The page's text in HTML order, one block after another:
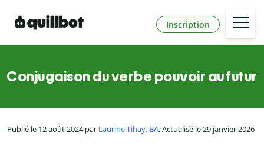
Inscription
Conjugaison du verbe pouvoir au futur
Publié le 12 août 2024 par Laurine Tihay, BA. Actualisé le 29 janvier 2026